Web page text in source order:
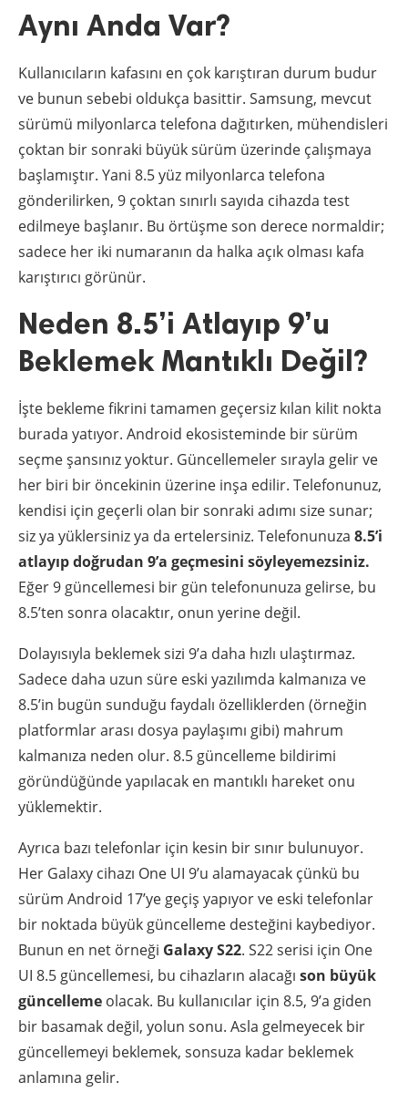
Aynı Anda Var?
Kullanıcıların kafasını en çok karıştıran durum budur
ve bunun sebebi oldukça basittir. Samsung, mevcut
sürümü milyonlarca telefona dağıtırken, mühendisleri
çoktan bir sonraki büyük sürüm üzerinde çalışmaya
başlamıştır. Yani 8.5 yüz milyonlarca telefona
gönderilirken, 9 çoktan sınırlı sayıda cihazda test
edilmeye başlanır. Bu örtüşme son derece normaldir;
sadece her iki numaranın da halka açık olması kafa
karıştırıcı görünür.
Neden 8.5’i Atlayıp 9’u
Beklemek Mantıklı Değil?
İşte bekleme fikrini tamamen geçersiz kılan kilit nokta
burada yatıyor. Android ekosisteminde bir sürüm
seçme şansınız yoktur. Güncellemeler sırayla gelir ve
her biri bir öncekinin üzerine inşa edilir. Telefonunuz,
kendisi için geçerli olan bir sonraki adımı size sunar;
siz ya yüklersiniz ya da ertelersiniz. Telefonunuza 8.5’i
atlayıp doğrudan 9’a geçmesini söyleyemezsiniz.
Eğer 9 güncellemesi bir gün telefonunuza gelirse, bu
8.5’ten sonra olacaktır, onun yerine değil.
Dolayısıyla beklemek sizi 9’a daha hızlı ulaştırmaz.
Sadece daha uzun süre eski yazılımda kalmanıza ve
8.5’in bugün sunduğu faydalı özelliklerden (örneğin
platformlar arası dosya paylaşımı gibi) mahrum
kalmanıza neden olur. 8.5 güncelleme bildirimi
göründüğünde yapılacak en mantıklı hareket onu
yüklemektir.
Ayrıca bazı telefonlar için kesin bir sınır bulunuyor.
Her Galaxy cihazı One UI 9’u alamayacak çünkü bu
sürüm Android 17’ye geçiş yapıyor ve eski telefonlar
bir noktada büyük güncelleme desteğini kaybediyor.
Bunun en net örneği Galaxy S22. S22 serisi için One
UI 8.5 güncellemesi, bu cihazların alacağı son büyük
güncelleme olacak. Bu kullanıcılar için 8.5, 9’a giden
bir basamak değil, yolun sonu. Asla gelmeyecek bir
güncellemeyi beklemek, sonsuza kadar beklemek
anlamına gelir.